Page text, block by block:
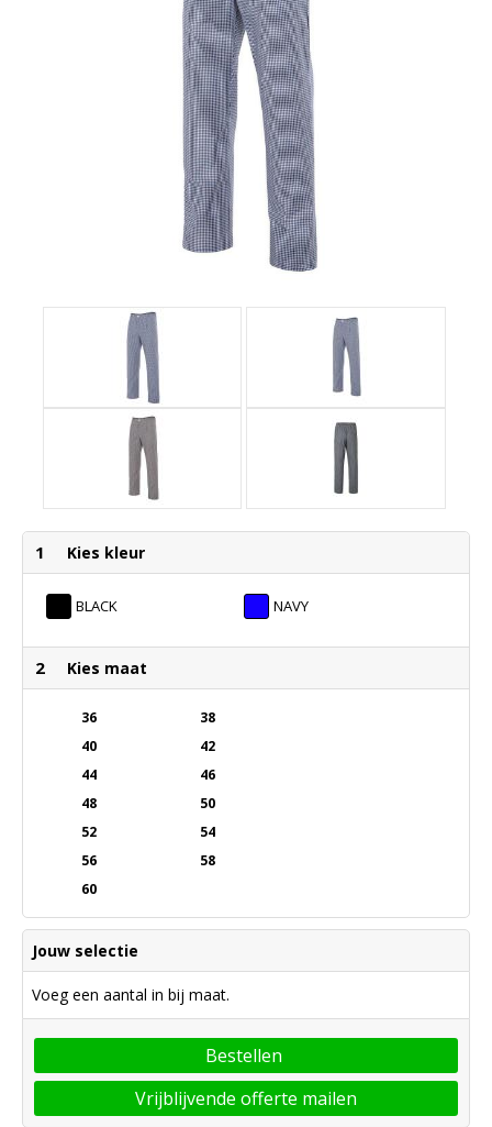
1 Kies kleur
BLACK NAVY
2 Kies maat
36
38
40
42
44
46
48
50
52
54
56
58
60
Jouw selectie
Voeg een aantal in bij maat.
Bestellen
Vrijblijvende offerte mailen